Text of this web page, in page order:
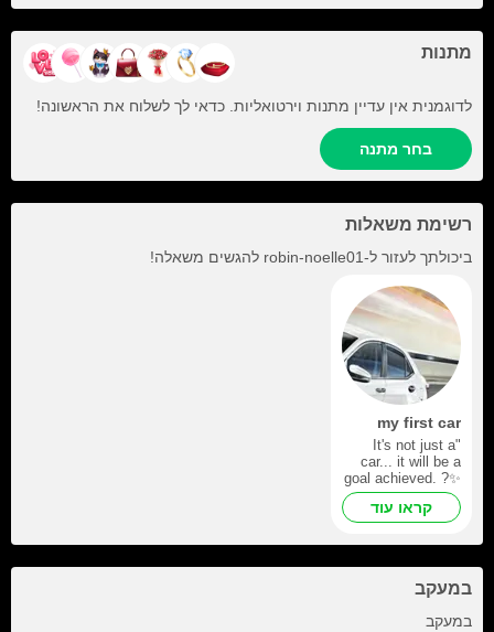
מתנות
לדוגמנית אין עדיין מתנות וירטואליות. כדאי לך לשלוח את הראשונה!
בחר מתנה
רשימת משאלות
ביכולתך לעזור ל-robin-noelle01 להגשים משאלה!
my first car
"It's not just a
car... it will be a
goal achieved. ?✨
We begin this path
with a heart full of
gratitude and the
promise to enjoy
קראו עוד
במעקב
במעקב